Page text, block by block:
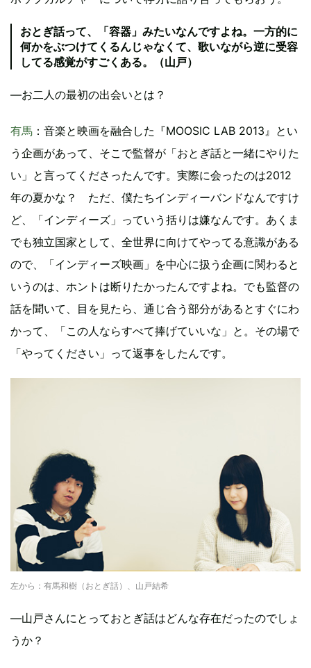
おとぎ話って、「容器」みたいなんですよね。一方的に
何かをぶつけてくるんじゃなくて、歌いながら逆に受容
してる感覚がすごくある。（山戸）
―お二人の最初の出会いとは？
有馬 ：音楽と映画を融合した『MOOSIC LAB 2013』とい
う企画があって、そこで監督が「おとぎ話と一緒にやりた
い」と言ってくださったんです。実際に会ったのは2012
年の夏かな？ ただ、僕たちインディーバンドなんですけ
ど、「インディーズ」っていう括りは嫌なんです。あくま
でも独立国家として、全世界に向けてやってる意識がある
ので、「インディーズ映画」を中心に扱う企画に関わると
いうのは、ホントは断りたかったんですよね。でも監督の
話を聞いて、目を見たら、通じ合う部分があるとすぐにわ
かって、「この人ならすべて捧げていいな」と。その場で
「やってください」って返事をしたんです。
左から：有馬和樹（おとぎ話）、山戸結希
―山戸さんにとっておとぎ話はどんな存在だったのでしょ
うか？